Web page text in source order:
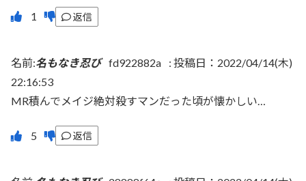
返信
名前:名もなき忍び fd922882a : 投稿日：2022/04/14(木)
22:16:53
MR積んでメイジ絶対殺すマンだった頃が懐かしい…
返信